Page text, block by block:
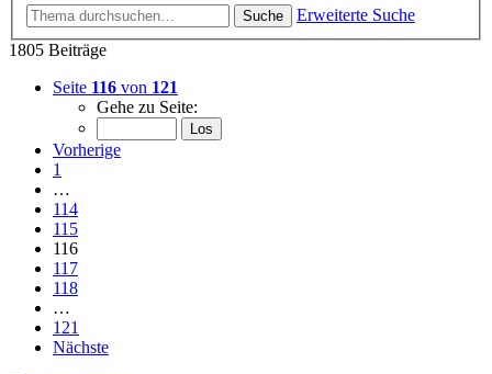
Suche
Erweiterte Suche
1805 Beiträge
Seite 116 von 121
Gehe zu Seite:
Vorherige
1
…
114
115
116
117
118
…
121
Nächste